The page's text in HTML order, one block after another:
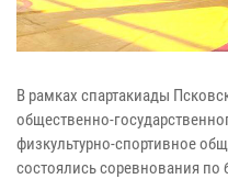
В рамках спартакиады
общественно-
физкультурно-спортивное
состоялись соревнования по